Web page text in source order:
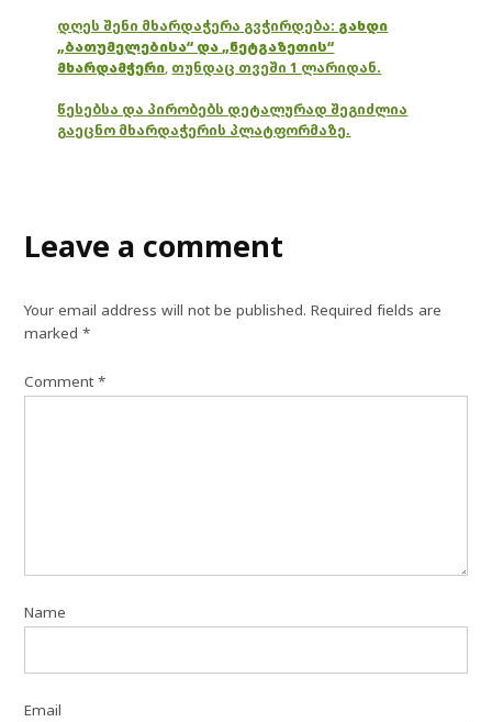
დღეს შენი მხარდაჭერა გვჭირდება: გახდი
„ბათუმელებისა“ და „ნეტგაზეთის“
მხარდამჭერი, თუნდაც თვეში 1 ლარიდან.
წესებსა და პირობებს დეტალურად შეგიძლია
გაეცნო მხარდაჭერის პლატფორმაზე.
Leave a comment
Your email address will not be published. Required fields are
marked*
Comment*
Name
Email